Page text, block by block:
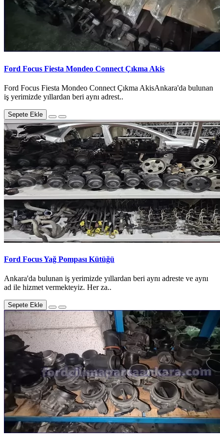
Ford Focus Fiesta Mondeo Connect Çıkma Akis
Ford Focus Fiesta Mondeo Connect Çıkma AkisAnkara'da bulunan
iş yerimizde yıllardan beri aynı adrest..
Sepete Ekle
Ford Focus Yağ Pompası Kütüğü
Ankara'da bulunan iş yerimizde yıllardan beri aynı adreste ve aynı
ad ile hizmet vermekteyiz. Her za..
Sepete Ekle